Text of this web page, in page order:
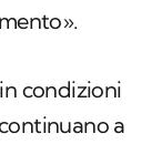
condizioni
a